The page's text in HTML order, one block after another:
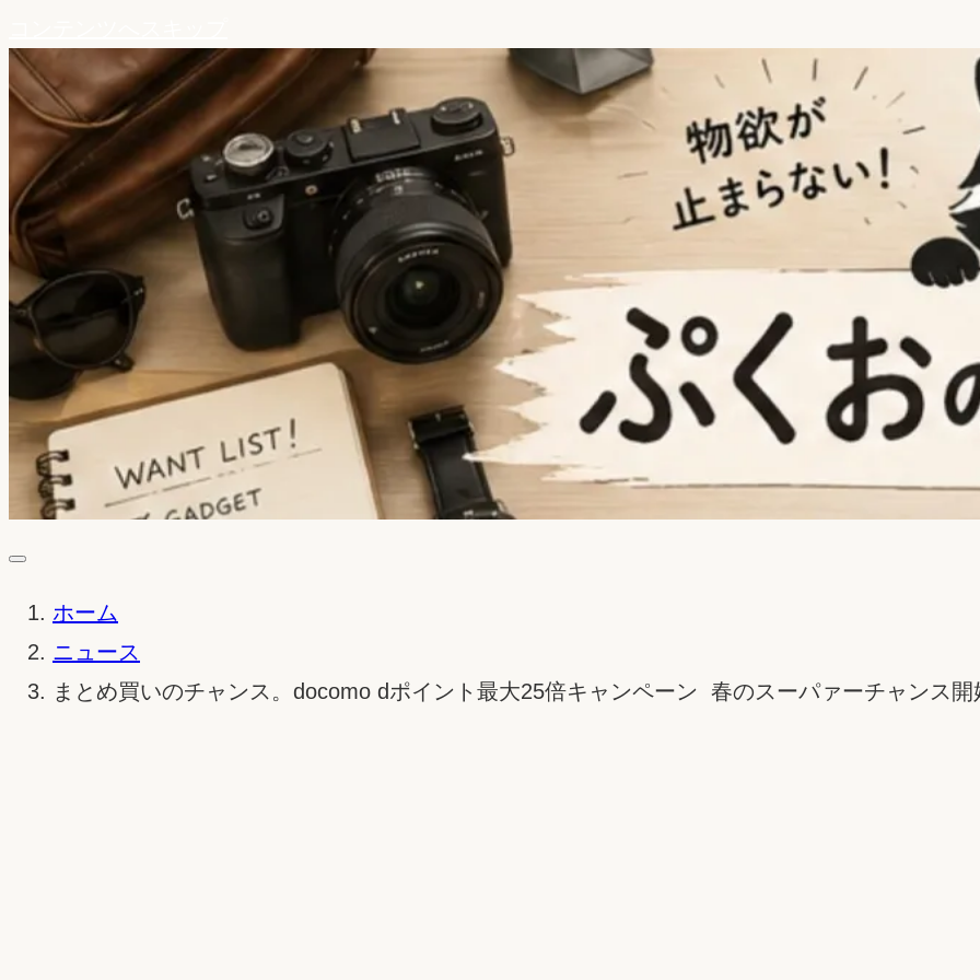
ホーム
ニュース
まとめ買いのチャンス。docomo dポイント最大25倍キャンペーン 春のスーパァーチャンス開